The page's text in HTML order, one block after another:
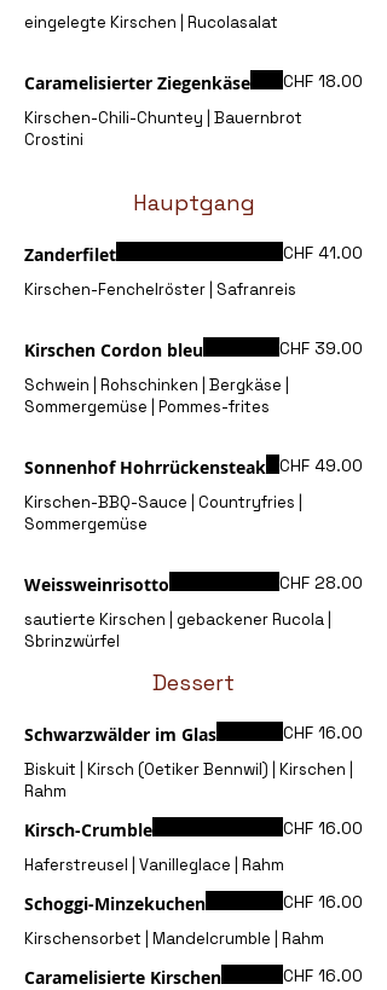
eingelegte Kirschen | Rucolasalat
Caramelisierter Ziegenkäse
Kirschen-Chili-Chuntey | Bauernbrot
Crostini
CHF 18.00
Hauptgang
Zanderfilet
Kirschen-Fenchelröster | Safranreis
CHF 41.00
Kirschen Cordon bleu
Schwein | Rohschinken | Bergkäse |
Sommergemüse | Pommes-frites
CHF 39.00
Sonnenhof Hohrrückensteak
Kirschen-BBQ-Sauce | Countryfries |
Sommergemüse
CHF 49.00
Weissweinrisotto
sautierte Kirschen | gebackener Rucola |
Sbrinzwürfel
CHF 28.00
Dessert
Schwarzwälder im Glas
Biskuit | Kirsch (Oetiker Bennwil) | Kirschen |
CHF 16.00
Kirsch-Crumble CHF 16.00
Schoggi-Minzekuchen CHF 16.00
Caramelisierte Kirschen CHF 16.00